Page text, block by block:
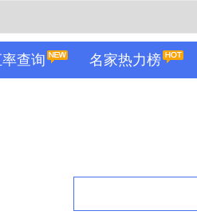
查询 名家热力榜